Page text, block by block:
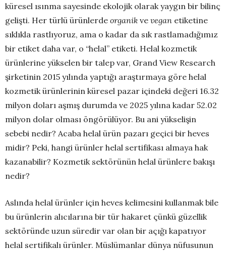
küresel ısınma sayesinde ekolojik olarak yaygın bir bilinç
gelişti. Her türlü ürünlerde organik ve vegan etiketine
sıklıkla rastlıyoruz, ama o kadar da sık rastlamadığımız
bir etiket daha var, o “helal” etiketi. Helal kozmetik
ürünlerine yükselen bir talep var, Grand View Research
şirketinin 2015 yılında yaptığı araştırmaya göre helal
kozmetik ürünlerinin küresel pazar içindeki değeri 16.32
milyon doları aşmış durumda ve 2025 yılına kadar 52.02
milyon dolar olması öngörülüyor. Bu ani yükselişin
sebebi nedir? Acaba helal ürün pazarı geçici bir heves
midir? Peki, hangi ürünler helal sertifikası almaya hak
kazanabilir? Kozmetik sektörünün helal ürünlere bakışı
nedir?
Aslında helal ürünler için heves kelimesini kullanmak bile
bu ürünlerin alıcılarına bir tür hakaret çünkü güzellik
sektöründe uzun süredir var olan bir açığı kapatıyor
helal sertifikalı ürünler. Müslümanlar dünya nüfusunun